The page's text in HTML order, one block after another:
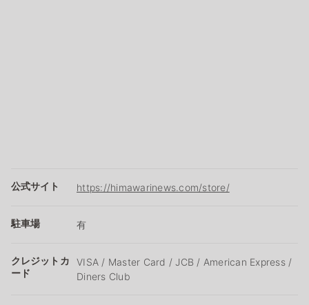
公式サイト https://himawarinews.com/store/
駐車場 有
クレジットカ
ード
VISA / Master Card / JCB / American Express /
Diners Club